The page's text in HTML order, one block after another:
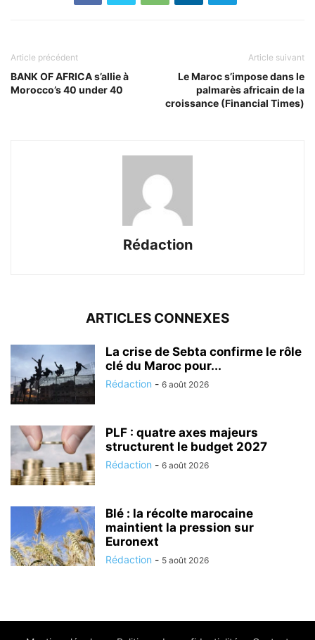
Article précédent
BANK OF AFRICA s’allie à
Morocco’s 40 under 40
Article suivant
Le Maroc s’impose dans le
palmarès africain de la
croissance (Financial Times)
Rédaction
ARTICLES CONNEXES
La crise de Sebta confirme le rôle
clé du Maroc pour...
Rédaction - 6 août 2026
PLF : quatre axes majeurs
structurent le budget 2027
Rédaction - 6 août 2026
Blé : la récolte marocaine
maintient la pression sur
Euronext
Rédaction - 5 août 2026